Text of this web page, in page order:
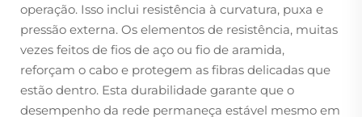
operação. Isso inclui resistência à curvatura, puxa e
pressão externa. Os elementos de resistência, muitas
vezes feitos de fios de aço ou fio de aramida,
reforçam o cabo e protegem as fibras delicadas que
estão dentro. Esta durabilidade garante que o
desempenho da rede permaneça estável mesmo em